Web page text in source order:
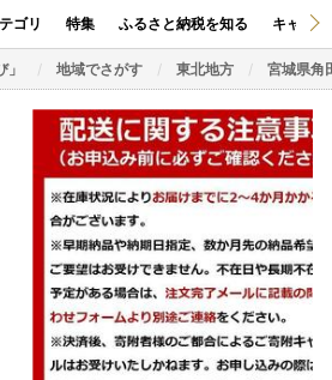
ゴリ 特集 ふるさと納税を知る キャン
地域でさがす 東北地方 宮城県角